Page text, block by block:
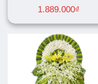
1.889.000₫